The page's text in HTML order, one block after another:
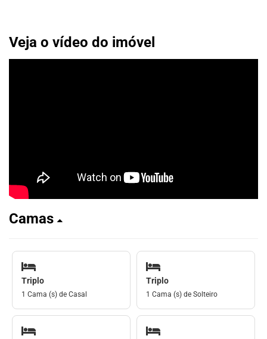
Veja o vídeo do imóvel
Camas
Triplo
1 Cama (s) de Casal
Triplo
1 Cama (s) de Solteiro